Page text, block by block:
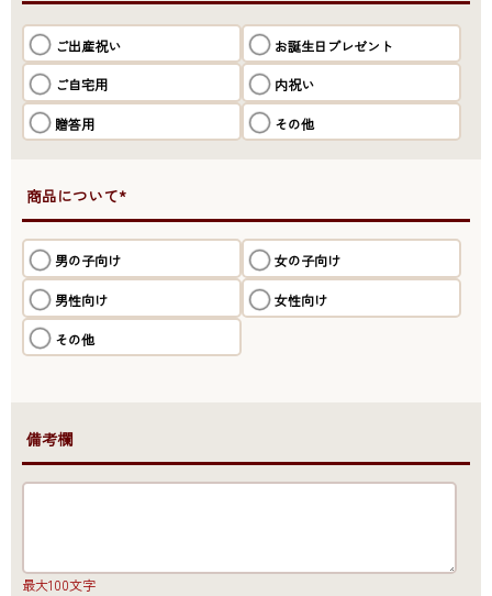
ご出産祝い お誕生日プレゼント
ご自宅用 内祝い
贈答用 その他
●商品について*
男の子向け 女の子向け
男性向け 女性向け
その他
●備考欄
最大100文字